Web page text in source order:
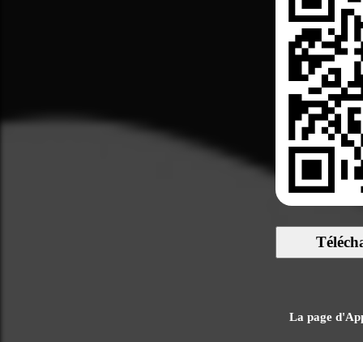
La page